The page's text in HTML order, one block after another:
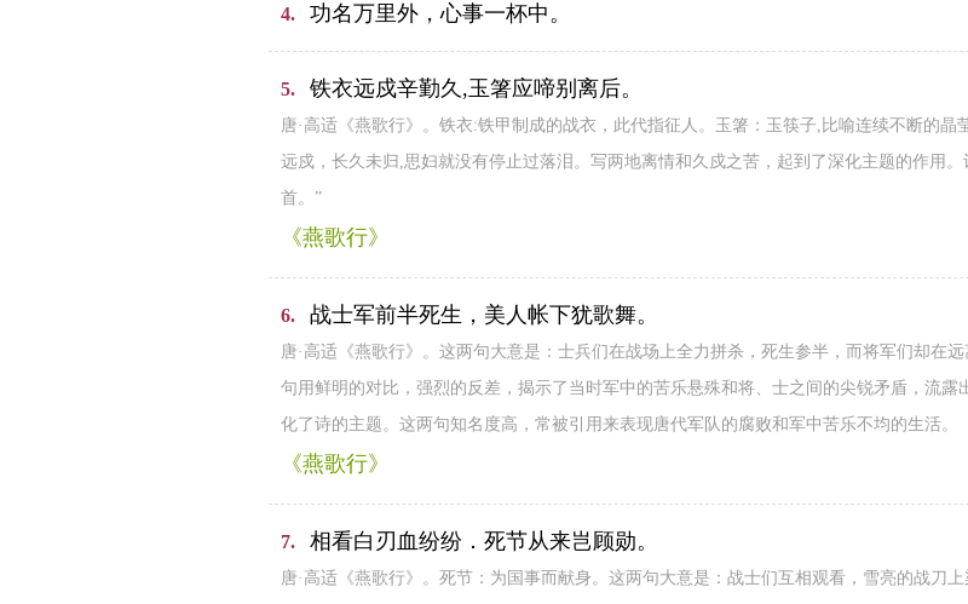
4. 功名万里外，心事一杯中。
5. 铁衣远戍辛勤久,玉箸应啼别离后。
唐·高适《燕歌行》。铁衣:铁甲制成的战衣，此代指征人。玉箸：玉筷子,比喻连续不断的
远戍，长久未归,思妇就没有停止过落泪。写两地离情和久戍之苦，起到了深化主题的作用
首。”
《燕歌行》
6. 战士军前半死生，美人帐下犹歌舞。
唐·高适《燕歌行》。这两句大意是：士兵们在战场上全力拼杀，死生参半，而将军们却在
句用鲜明的对比，强烈的反差，揭示了当时军中的苦乐悬殊和将、士之间的尖锐矛盾，流
化了诗的主题。这两句知名度高，常被引用来表现唐代军队的腐败和军中苦乐不均的生活。
《燕歌行》
7. 相看白刃血纷纷．死节从来岂顾勋。
唐·高适《燕歌行》。死节：为国事而献身。这两句大意是：战士们互相观看，雪亮的战刀